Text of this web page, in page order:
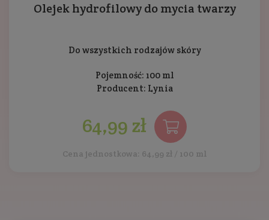
Olejek hydrofilowy do mycia twarzy
Do wszystkich rodzajów skóry
Pojemność: 100 ml
Producent: Lynia
64,99 zł
Cena jednostkowa: 64,99 zł / 100 ml